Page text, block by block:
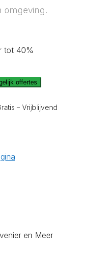
omgeving.
tot 40%
offertes
– Vrijblijvend
en Meer